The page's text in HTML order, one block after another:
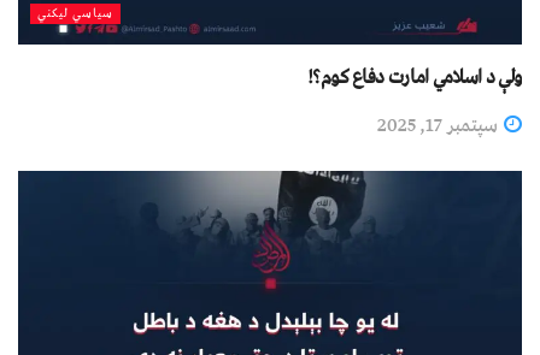
سیاسي لیکني
ولې د اسلامي امارت دفاع کوم؟!
سپتمبر 17, 2025